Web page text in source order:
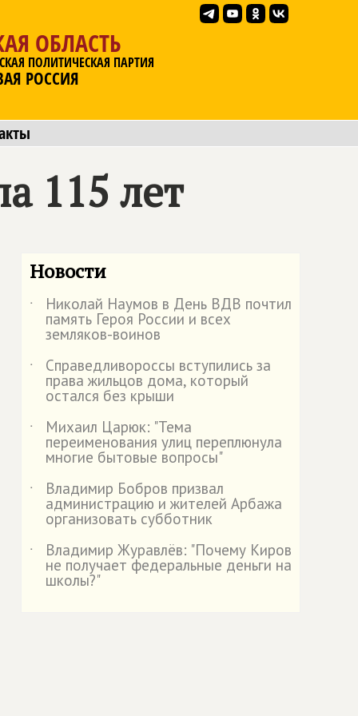
ОБЛАСТЬ
ПОЛИТИЧЕСКАЯ ПАРТИЯ
РОССИЯ
115 лет
Новости
˙ Николай Наумов в День ВДВ почтил
память Героя России и всех
земляков-воинов
˙
Справедливороссы вступились за
права жильцов дома, который
остался без крыши
˙
Михаил Царюк: "Тема
переименования улиц переплюнула
многие бытовые вопросы"
˙
Владимир Бобров призвал
администрацию и жителей Арбажа
организовать субботник
˙
Владимир Журавлёв: "Почему Киров
не получает федеральные деньги на
школы?"